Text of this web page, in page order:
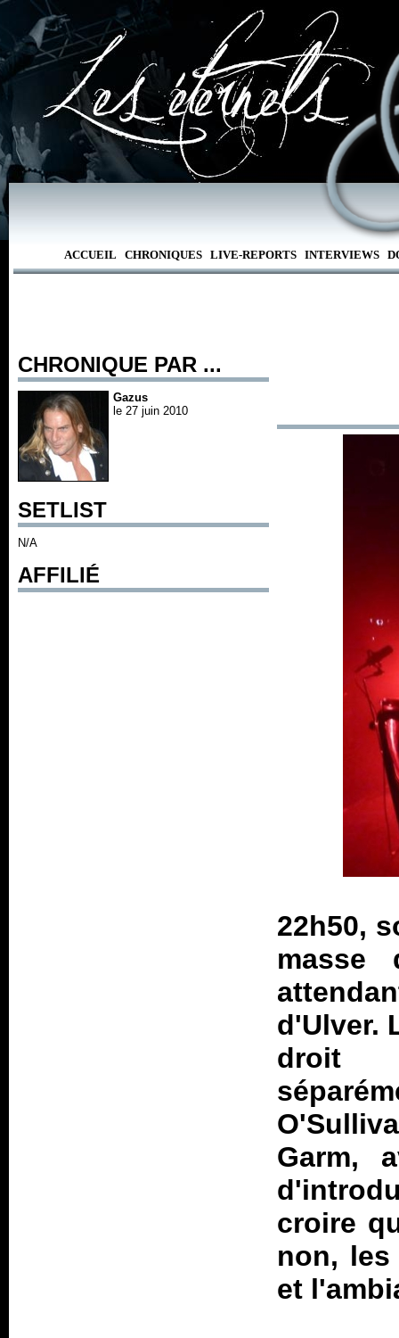
ACCUEIL CHRONIQUES LIVE-REPORTS INTERVIEWS
CHRONIQUE PAR ...
Gazus
le 27 juin 2010
SETLIST
N/A
AFFILIÉ
22h50,
masse
d'Ulver.
droit
Garm,
croire
non,
et